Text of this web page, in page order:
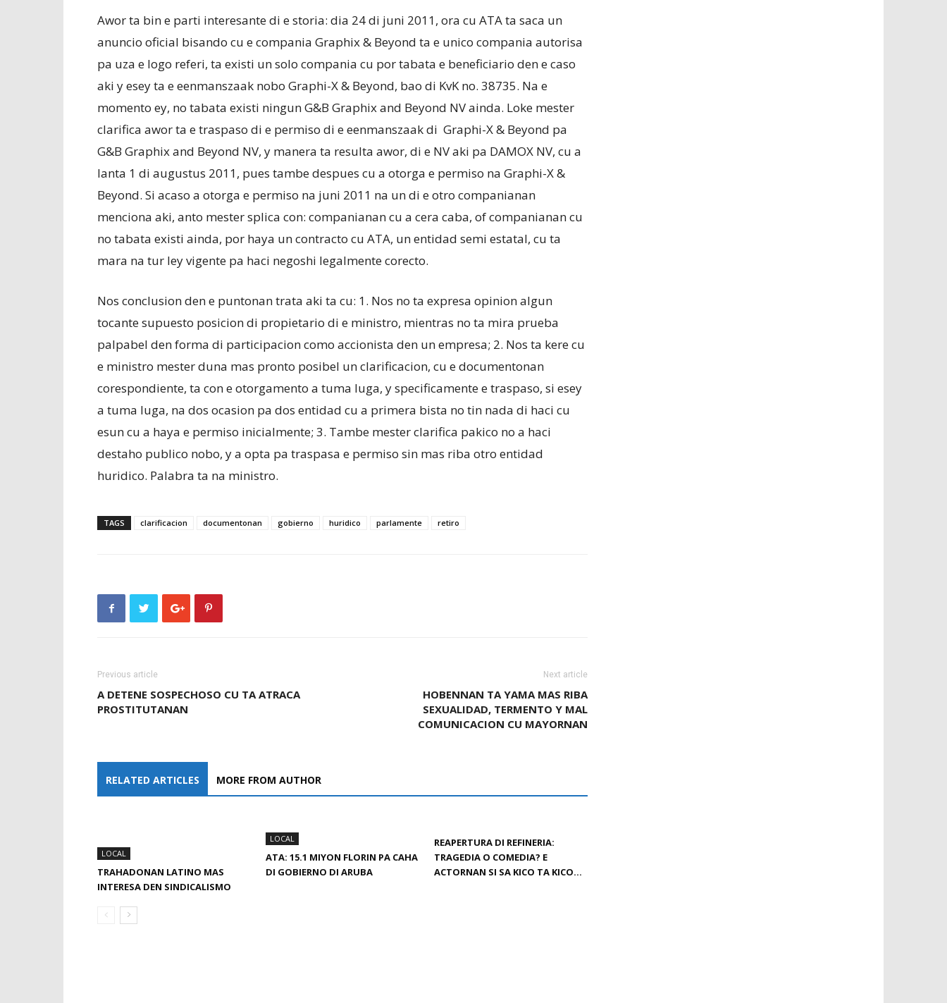
Awor ta bin e parti interesante di e storia: dia 24 di juni 2011, ora cu ATA ta saca un
anuncio oficial bisando cu e compania Graphix & Beyond ta e unico compania autorisa
pa uza e logo referi, ta existi un solo compania cu por tabata e beneficiario den e caso
aki y esey ta e eenmanszaak nobo Graphi-X & Beyond, bao di KvK no. 38735. Na e
momento ey, no tabata existi ningun G&B Graphix and Beyond NV ainda. Loke mester
clarifica awor ta e traspaso di e permiso di e eenmanszaak di Graphi-X & Beyond pa
G&B Graphix and Beyond NV, y manera ta resulta awor, di e NV aki pa DAMOX NV, cu a
lanta 1 di augustus 2011, pues tambe despues cu a otorga e permiso na Graphi-X &
Beyond. Si acaso a otorga e permiso na juni 2011 na un di e otro companianan
menciona aki, anto mester splica con: companianan cu a cera caba, of companianan cu
no tabata existi ainda, por haya un contracto cu ATA, un entidad semi estatal, cu ta
mara na tur ley vigente pa haci negoshi legalmente corecto.
Nos conclusion den e puntonan trata aki ta cu: 1. Nos no ta expresa opinion algun
tocante supuesto posicion di propietario di e ministro, mientras no ta mira prueba
palpabel den forma di participacion como accionista den un empresa; 2. Nos ta kere cu
e ministro mester duna mas pronto posibel un clarificacion, cu e documentonan
corespondiente, ta con e otorgamento a tuma luga, y specificamente e traspaso, si esey
a tuma luga, na dos ocasion pa dos entidad cu a primera bista no tin nada di haci cu
esun cu a haya e permiso inicialmente; 3. Tambe mester clarifica pakico no a haci
destaho publico nobo, y a opta pa traspasa e permiso sin mas riba otro entidad
huridico. Palabra ta na ministro.
TAGS clarificacion documentonan gobierno huridico parlamente retiro
Previous article
A DETENE SOSPECHOSO CU TA ATRACA
PROSTITUTANAN
Next article
HOBENNAN TA YAMA MAS RIBA
SEXUALIDAD, TERMENTO Y MAL
COMUNICACION CU MAYORNAN
RELATED ARTICLES MORE FROM AUTHOR
LOCAL
TRAHADONAN LATINO MAS
INTERESA DEN SINDICALISMO
LOCAL
ATA: 15.1 MIYON FLORIN PA CAHA
DI GOBIERNO DI ARUBA
REAPERTURA DI REFINERIA:
TRAGEDIA O COMEDIA? E
ACTORNAN SI SA KICO TA KICO…